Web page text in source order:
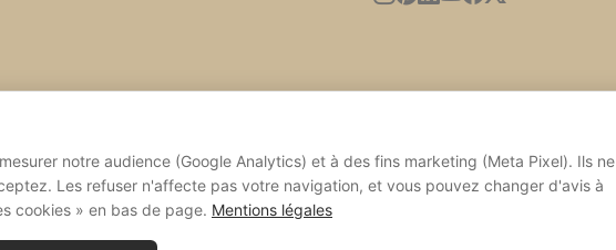
réservés.
notre audience (Google Analytics) et à des fins marketing (Meta Pixel). Ils ne
Les refuser n'affecte pas votre navigation, et vous pouvez changer d'avis à
cookies » en bas de page. Mentions légales